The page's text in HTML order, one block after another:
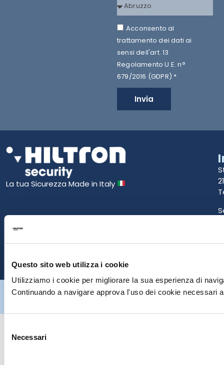
Questo sito web utilizza i cookie
Utilizziamo i cookie per migliorare la sua esperienza di
Continuando a navigare approva l'uso dei cookie necessari
delNecessari
Acconsento al
trattamento dei dati ai
sensi dell'art. 13
Regolamento U.E. n°
679/2016 (GDPR) *
Invia
La tua Sicurezza Made in Italy
Hiltron Security è distribuito in Italia da Hiltron Land S.r.l. | P.IVA
IT07395971216 | Design byavcommunication.it| Tutti i diritti sono